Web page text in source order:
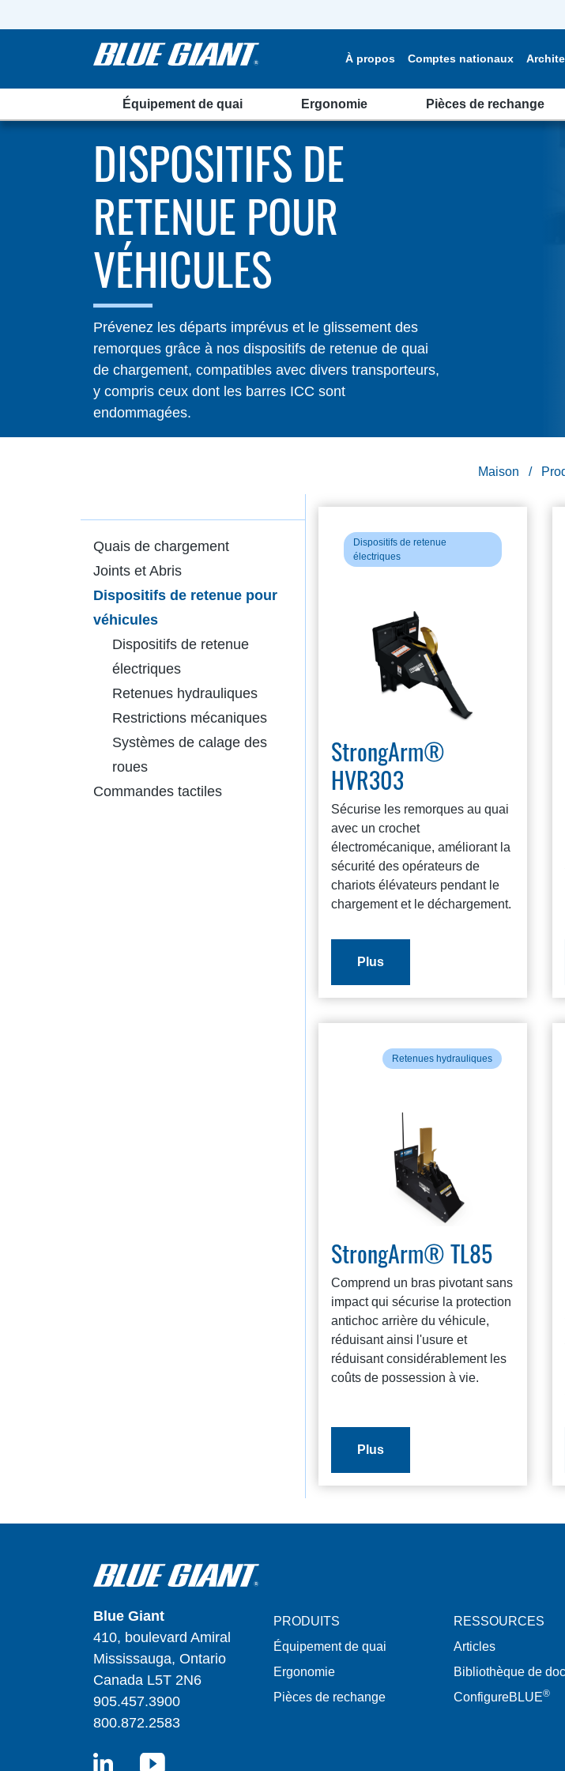
À propos Comptes nationaux
Équipement de quai Ergonomie Pièces de rechange
DISPOSITIFS DE
RETENUE POUR
VÉHICULES
Prévenez les départs imprévus et le glissement des
remorques grâce à nos dispositifs de retenue de quai
de chargement, compatibles avec divers transporteurs,
y compris ceux dont les barres ICC sont
endommagées.
Maison
Quais de chargement
Joints et Abris
Dispositifs de retenue pour
véhicules
Dispositifs de retenue
électriques
Retenues hydrauliques
Restrictions mécaniques
Systèmes de calage des
roues
Commandes tactiles
Dispositifs de retenue
électriques
StrongArm®
HVR303
Sécurise les remorques au quai
avec un crochet
électromécanique, améliorant la
sécurité des opérateurs de
chariots élévateurs pendant le
chargement et le déchargement.
Plus
Retenues hydrauliques
StrongArm® TL85
Comprend un bras pivotant sans
impact qui sécurise la protection
antichoc arrière du véhicule,
réduisant ainsi l'usure et
réduisant considérablement les
coûts de possession à vie.
Plus
Blue Giant
410, boulevard Amiral
Mississauga, Ontario
Canada L5T 2N6
905.457.3900
800.872.2583
LinkedInYouTube
PRODUITS
Équipement de quai
Ergonomie
Pièces de rechange
RESSOURCES
Articles
Bibliothèque de
ConfigureBLUE®